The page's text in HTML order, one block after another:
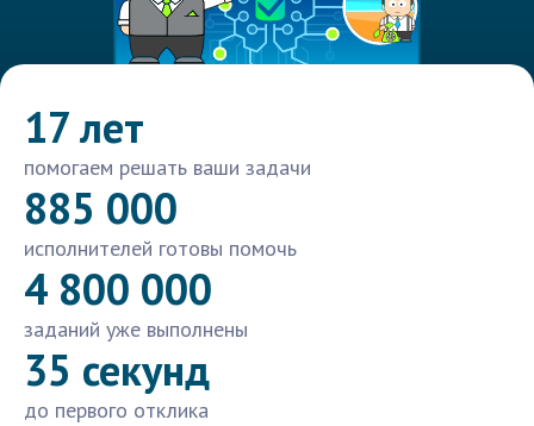
17 лет
помогаем решать ваши задачи
885 000
исполнителей готовы помочь
4 800 000
заданий уже выполнены
35 секунд
до первого отклика